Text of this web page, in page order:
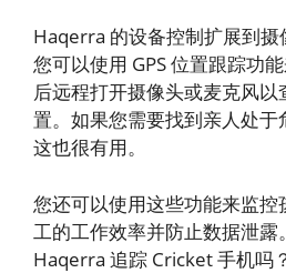
Haqerra 的设备控制扩展到摄
您可以使用 GPS 位置跟踪功
后远程打开摄像头或麦克风
置。如果您需要找到亲人处于
这也很有用。
您还可以使用这些功能来监控
工的工作效率并防止数据泄露
Haqerra 追踪 Cricket 手机吗